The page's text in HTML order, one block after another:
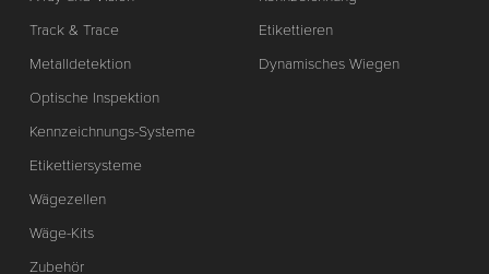
Track & Trace
Metalldetektion
Optische Inspektion
Kennzeichnungs-Systeme
Etikettiersysteme
Wägezellen
Wäge-Kits
Zubehör
Etikettieren
Dynamisches Wiegen